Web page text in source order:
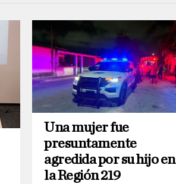
Una mujer fue
presuntamente
agredida por su hijo en
la Región 219